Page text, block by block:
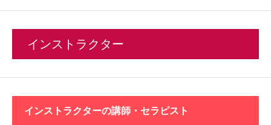
インストラクター
インストラクターの講師・セラピスト